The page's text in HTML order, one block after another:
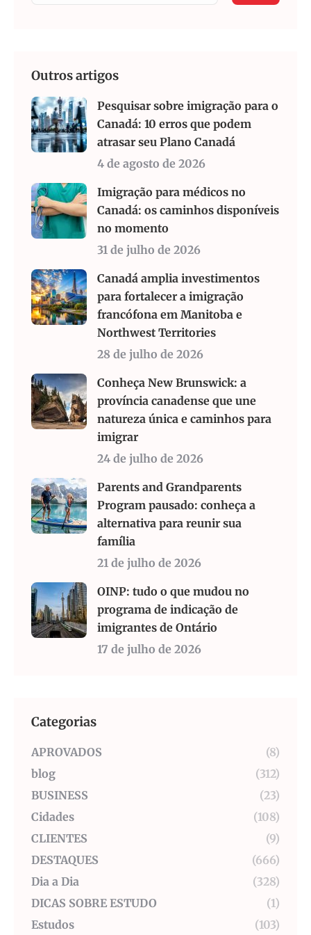
Outros artigos
Pesquisar sobre imigração para o
Canadá: 10 erros que podem
atrasar seu Plano Canadá
4 de agosto de 2026
Imigração para médicos no
Canadá: os caminhos disponíveis
no momento
31 de julho de 2026
Canadá amplia investimentos
para fortalecer a imigração
francófona em Manitoba e
Northwest Territories
28 de julho de 2026
Conheça New Brunswick: a
província canadense que une
natureza única e caminhos para
imigrar
24 de julho de 2026
Parents and Grandparents
Program pausado: conheça a
alternativa para reunir sua
família
21 de julho de 2026
OINP: tudo o que mudou no
programa de indicação de
imigrantes de Ontário
17 de julho de 2026
Categorias
APROVADOS
(8)
blog
(312)
BUSINESS
(23)
Cidades
(108)
CLIENTES
(9)
DESTAQUES
(666)
Dia a Dia
(328)
DICAS SOBRE ESTUDO
(1)
Estudos
(103)